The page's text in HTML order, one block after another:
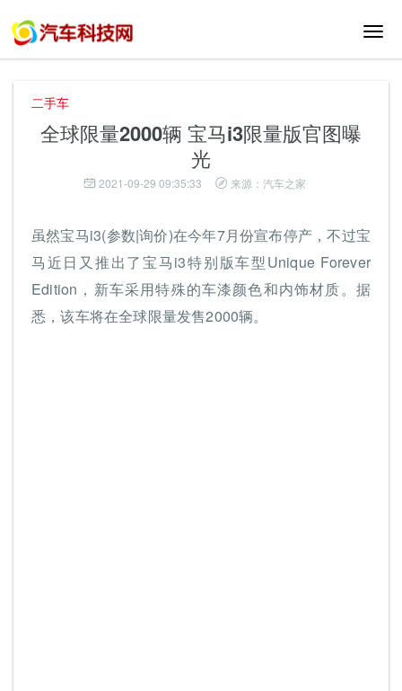
切
二手车
全球限量2000辆 宝马i3限量版官图曝
光
2021-09-29 09:35:33 来源：汽车之家
虽然宝马i3(参数|询价)在今年7月份宣布停产，不过宝
马近日又推出了宝马i3特别版车型Unique Forever
Edition，新车采用特殊的车漆颜色和内饰材质。据
悉，该车将在全球限量发售2000辆。